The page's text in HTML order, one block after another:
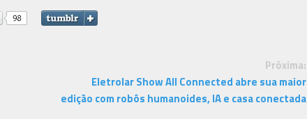
Próxima:
Eletrolar Show All Connected abre sua maior
edição com robôs humanoides, IA e casa conectada